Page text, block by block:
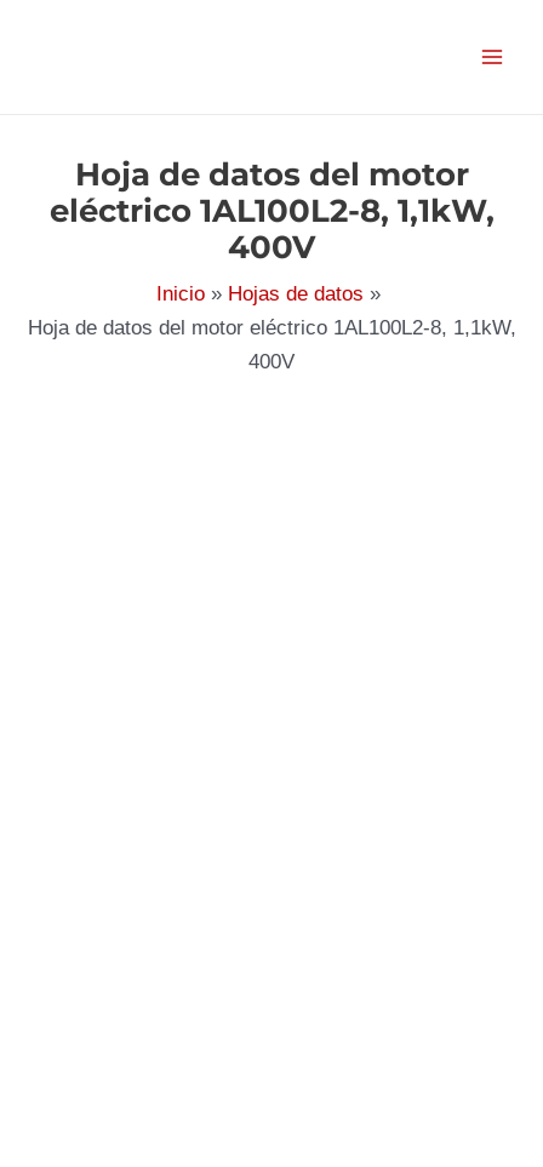
Hoja de datos del motor
eléctrico 1AL100L2-8, 1,1kW,
400V
Inicio
Hojas de datos
Hoja de datos del motor eléctrico 1AL100L2-8, 1,1kW,
400V